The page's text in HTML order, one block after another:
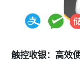
触控收银：高效